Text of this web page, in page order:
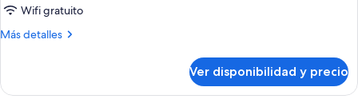
Wifi gratuito
Más detalles
Más
Queen
Ver disponibilidad y precio